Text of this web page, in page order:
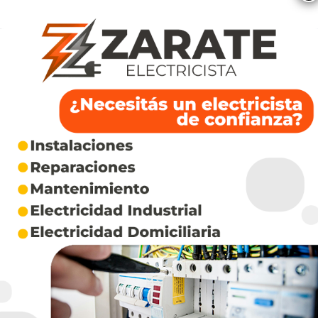
“Algunos dicen: ‘Yo tengo un poquito más, de 13
a 14′, pero poquita presión es caro. De 13 a 14
hay 10 milímetros de mercurio, pero el corazón
late 100.000 veces por día, o sea 3 millones de
veces por mes, 36 millones de veces al año. Si
la presión está un poquito elevada, tenemos
que multiplicarla por 36 millones. Se fuerza
mucho el corazón, tiene que trabajar más”.
pero-la-mitad-no-lo-sabe-nid29072025/